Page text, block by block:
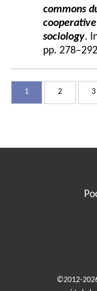
commons
sociology.
pp.
1 2 3
©2012-